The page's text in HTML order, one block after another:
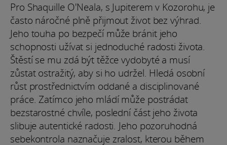
Pro Shaquille O'Neala, s Jupiterem v Kozorohu, je
často náročné plně přijmout život bez výhrad.
Jeho touha po bezpečí může bránit jeho
schopnosti užívat si jednoduché radosti života.
Štěstí se mu zdá být těžce vydobyté a musí
zůstat ostražitý, aby si ho udržel. Hledá osobní
růst prostřednictvím oddané a disciplinované
práce. Zatímco jeho mládí může postrádat
bezstarostné chvíle, poslední část jeho života
slibuje autentické radosti. Jeho pozoruhodná
sebekontrola naznačuje zralost, kterou během